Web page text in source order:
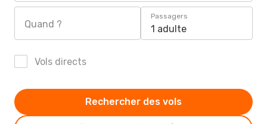
Quand ?
Passagers
1 adulte
Vols directs
Rechercher des vols